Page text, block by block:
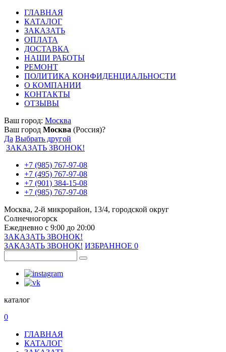
ГЛАВНАЯ
КАТАЛОГ
ЗАКАЗАТЬ
ОПЛАТА
ДОСТАВКА
НАШИ РАБОТЫ
РЕМОНТ
ПОЛИТИКА КОНФИДЕНЦИАЛЬНОСТИ
О КОМПАНИИ
КОНТАКТЫ
ОТЗЫВЫ
Ваш город: Москва
Ваш город Москва (Россия)?
Да Выбрать другой
ЗАКАЗАТЬ ЗВОНОК!
+7 (985) 767-97-08
+7 (495) 767-97-08
+7 (901) 384-15-08
+7 (985) 767-97-08
Москва, 2-й микрорайон, 13/4, городской округ
Солнечногорск
Ежедневно с 9:00 до 20:00
ЗАКАЗАТЬ ЗВОНОК!
ЗАКАЗАТЬ ЗВОНОК! ИЗБРАННОЕ 0
каталог
0
ГЛАВНАЯ
КАТАЛОГ